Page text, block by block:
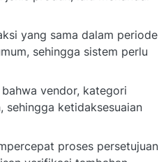
yang sama dalam periode
sehingga sistem perlu
vendor, kategori
sehingga ketidaksesuaian
proses persetujuan